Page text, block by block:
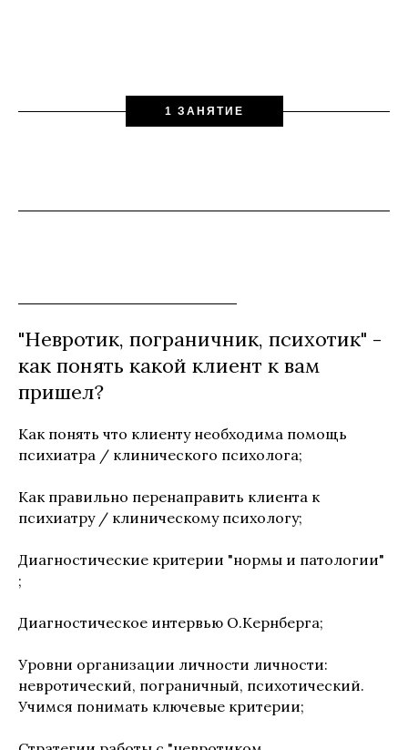
1 ЗАНЯТИЕ
"Невротик, пограничник, психотик" -
как понять какой клиент к вам
пришел?
Как понять что клиенту необходима помощь
психиатра / клинического психолога;
Как правильно перенаправить клиента к
психиатру / клиническому психологу;
Диагностические критерии "нормы и патологии"
;
Диагностическое интервью О.Кернберга;
Уровни организации личности личности:
невротический, пограничный, психотический.
Учимся понимать ключевые критерии;